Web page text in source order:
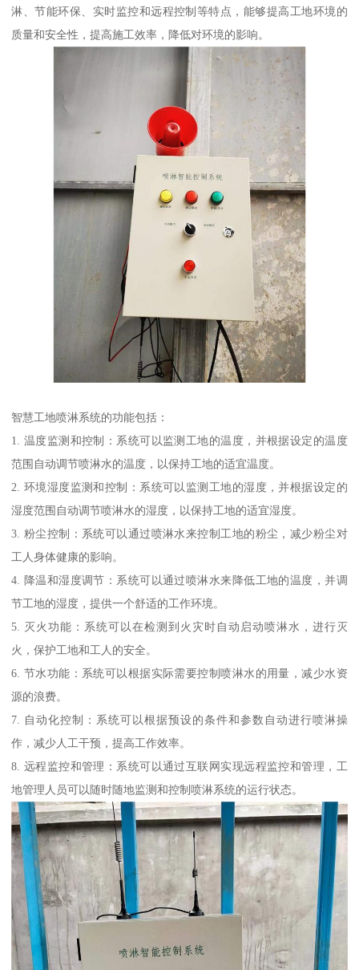
淋、节能环保、实时监控和远程控制等特点，能够提高工地环境的
质量和安全性，提高施工效率，降低对环境的影响。
智慧工地喷淋系统的功能包括：
1. 温度监测和控制：系统可以监测工地的温度，并根据设定的温度
范围自动调节喷淋水的温度，以保持工地的适宜温度。
2. 环境湿度监测和控制：系统可以监测工地的湿度，并根据设定的
湿度范围自动调节喷淋水的湿度，以保持工地的适宜湿度。
3. 粉尘控制：系统可以通过喷淋水来控制工地的粉尘，减少粉尘对
工人身体健康的影响。
4. 降温和湿度调节：系统可以通过喷淋水来降低工地的温度，并调
节工地的湿度，提供一个舒适的工作环境。
5. 灭火功能：系统可以在检测到火灾时自动启动喷淋水，进行灭
火，保护工地和工人的安全。
6. 节水功能：系统可以根据实际需要控制喷淋水的用量，减少水资
源的浪费。
7. 自动化控制：系统可以根据预设的条件和参数自动进行喷淋操
作，减少人工干预，提高工作效率。
8. 远程监控和管理：系统可以通过互联网实现远程监控和管理，工
地管理人员可以随时随地监测和控制喷淋系统的运行状态。